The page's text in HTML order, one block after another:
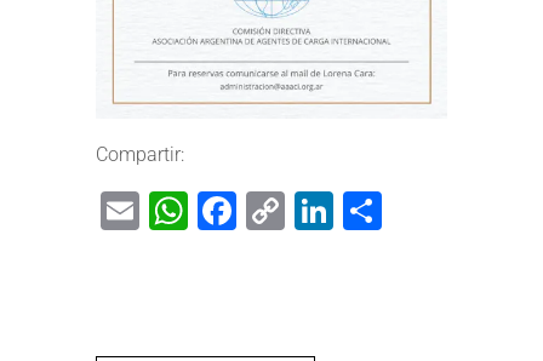
Compartir:
EmailWhatsApp
Facebook
CopyLinkedIn